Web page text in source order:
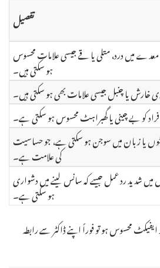
تفصیل
معدے میں درد، متلی یا قے جیسی علامات محسوس
ہو سکتی ہیں۔
خارش یا چنبل جیسی علامات بھی ہو سکتی ہیں۔
کو بے چینی یا گھبراہٹ محسوس ہو سکتی ہے۔
یا زبان میں سوجن ہو سکتی ہے، جو حساسیت
کی علامت ہے۔
شدید رد عمل جیسے کہ سانس لینے میں دشواری
ہو سکتی ہے۔
محسوس ہو تو فوراً اپنے ڈاکٹر سے رابطہ